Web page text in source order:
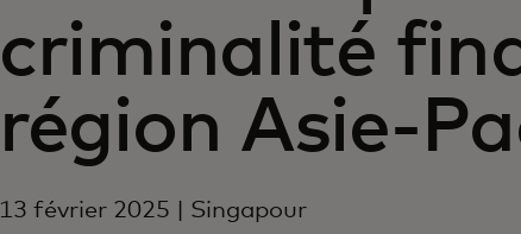
criminalité
région Asie-
13 février 2025 | Singapour